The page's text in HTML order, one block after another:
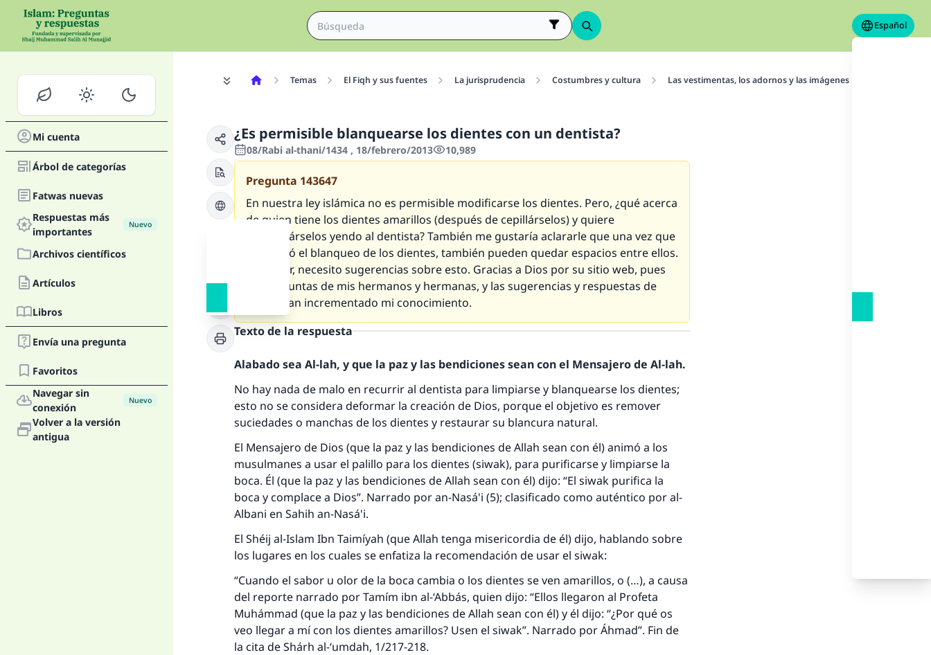
Español
Mi cuenta
Árbol de categorías
Fatwas nuevas
Respuestas más
importantes
Nuevo
Archivos científicos
Artículos
Libros
Envía una pregunta
Favoritos
Navegar sin
conexión
Nuevo
Volver a la versión
antigua
Temas El Fiqh y sus fuentes La jurisprudencia Costumbres y cultura Las vestimentas, los adornos y las imágenes
¿Es permisible blanquearse los dientes con un dentista?
08/Rabi al-thani/1434 , 18/febrero/2013 10,989
Pregunta 143647
En nuestra ley islámica no es permisible modificarse los dientes. Pero, ¿qué acerca
de quien tiene los dientes amarillos (después de cepillárselos) y quiere
blanqueárselos yendo al dentista? También me gustaría aclararle que una vez que
se realizó el blanqueo de los dientes, también pueden quedar espacios entre ellos.
Por favor, necesito sugerencias sobre esto. Gracias a Dios por su sitio web, pues
las preguntas de mis hermanos y hermanas, y las sugerencias y respuestas de
usted, han incrementado mi conocimiento.
Texto de la respuesta
Alabado sea Al-lah, y que la paz y las bendiciones sean con el Mensajero de Al-lah.
No hay nada de malo en recurrir al dentista para limpiarse y blanquearse los dientes;
esto no se considera deformar la creación de Dios, porque el objetivo es remover
suciedades o manchas de los dientes y restaurar su blancura natural.
El Mensajero de Dios (que la paz y las bendiciones de Allah sean con él) animó a los
musulmanes a usar el palillo para los dientes (siwak), para purificarse y limpiarse la
boca. Él (que la paz y las bendiciones de Allah sean con él) dijo: “El siwak purifica la
boca y complace a Dios”. Narrado por an-Nasá'i (5); clasificado como auténtico por al-
Albani en Sahih an-Nasá'i.
El Shéij al-Islam Ibn Taimíyah (que Allah tenga misericordia de él) dijo, hablando sobre
los lugares en los cuales se enfatiza la recomendación de usar el siwak:
“Cuando el sabor u olor de la boca cambia o los dientes se ven amarillos, o (…), a causa
del reporte narrado por Tamím ibn al-‘Abbás, quien dijo: “Ellos llegaron al Profeta
Muhámmad (que la paz y las bendiciones de Allah sean con él) y él dijo: “¿Por qué os
veo llegar a mí con los dientes amarillos? Usen el siwak”. Narrado por Áhmad”. Fin de
la cita de Shárh al-‘umdah, 1/217-218.
La respuesta no. 110845 salvó un matrimonio.
Desde la Q hasta la A, su contribución ayuda a IslamQA.